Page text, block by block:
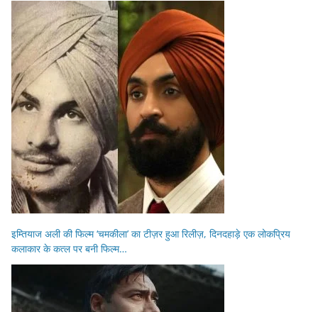
इम्तियाज अली की फिल्म ‘चमकीला’ का टीज़र हुआ रिलीज़, दिनदहाड़े एक लोकप्रिय
कलाकार के कत्ल पर बनी फिल्म…